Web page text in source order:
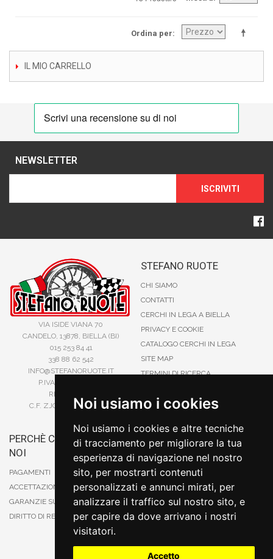
Noi usiamo i cookies
Noi usiamo i cookies e altre tecniche
di tracciamento per migliorare la tua
esperienza di navigazione nel nostro
sito, per mostrarti contenuti
personalizzati e annunci mirati, per
analizzare il traffico sul nostro sito, e
per capire da dove arrivano i nostri
visitatori.
Accetto
Ordina per
IL MIO CARRELLO
NEWSLETTER
ISCRIVITI
VIA ISIDE VIANA 70
CANDELO, 13878, BIELLA (BI)
015 253 84 41
338 88 62 542
INFO@STEFANORUOTE.IT
P.IVA 02525900029
REA BI193453
C.F. ZJOSFN73H14A859X
STEFANO RUOTE
CHI SIAMO
CONTATTI
CERCHI IN LEGA A BIELLA
PRIVACY E COOKIE
CATALOGO CERCHI IN LEGA
SITE MAP
TERMINI DI RICERCA
PERCHÈ COMPRARE DA
NOI
PAGAMENTI
ACCETTAZIONE DEGLI ORDINI
GARANZIE SUI PRODOTTI
DIRITTO DI RECESSO
BONIFICO
CARTA DI CREDITO
PAYPAL
CONTRASSEGNO
POSTEPAY